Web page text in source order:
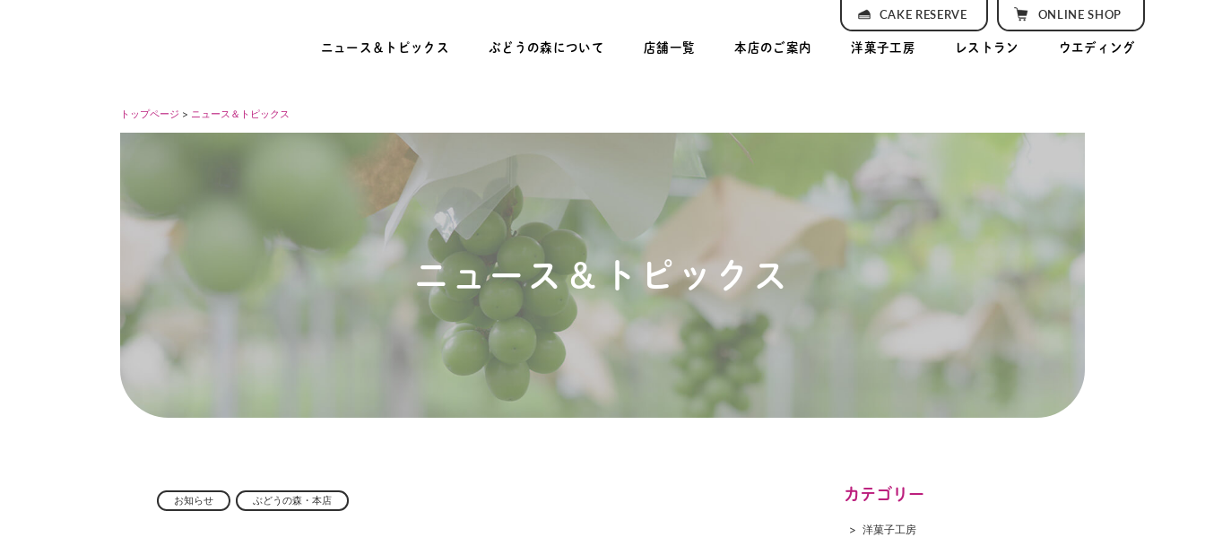
ニュース＆トピックス ぶどうの森について 店舗一覧 本店のご案内 洋菓子工房 レストラン ウエディング
CAKE RESERVE ONLINE SHOP
トップページ > ニュース＆トピックス
ニュース＆トピックス
お知らせ ぶどうの森・本店 カテゴリー
洋菓子工房